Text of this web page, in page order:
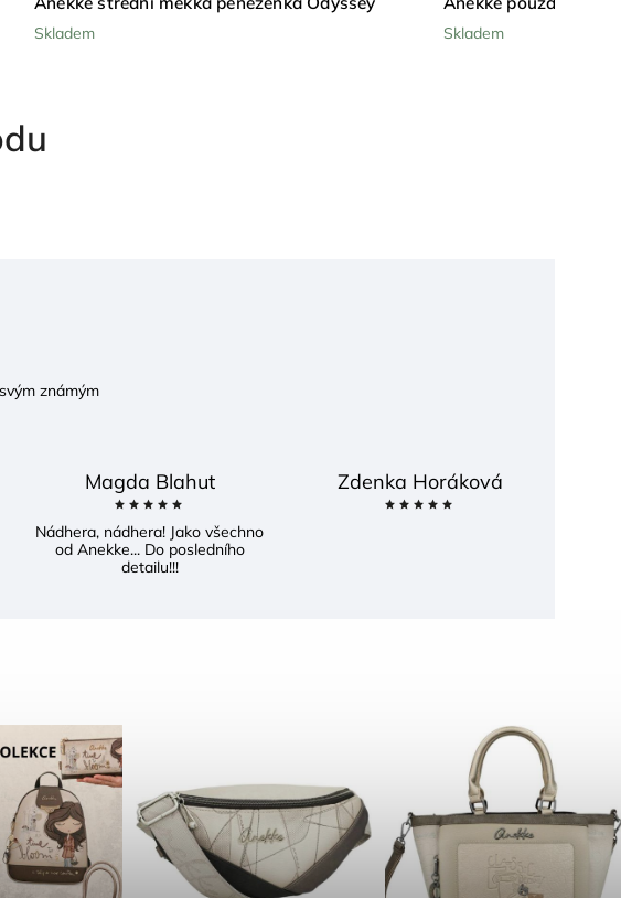
Skladem Skladem
známým
Magda Blahut
Nádhera, nádhera! Jako všechno
od Anekke... Do posledního
detailu!!!
Zdenka Horáková